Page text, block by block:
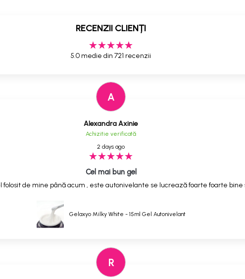
RECENZII CLIENȚI
5.0 medie din 721 recenzii
A
Alexandra Axinie
Achizitie verificată
2 days ago
Cel mai bun gel
folosit de mine până acum , este autonivelante se lucrează foarte foarte bine
Gelaxyo Milky White - 15ml Gel Autonivelant
R